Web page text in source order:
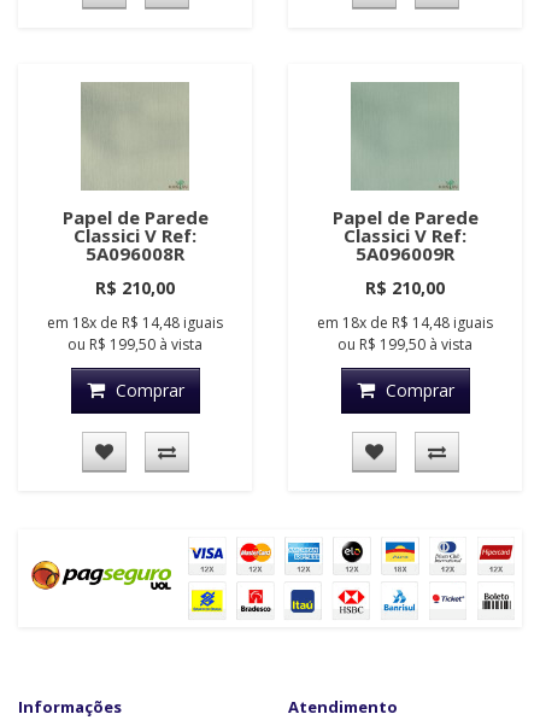
Papel de Parede
Classici V Ref:
5A096008R
R$ 210,00
em 18x de R$ 14,48 iguais
ou R$ 199,50 à vista
Comprar
Papel de Parede
Classici V Ref:
5A096009R
R$ 210,00
em 18x de R$ 14,48 iguais
ou R$ 199,50 à vista
Comprar
Informações
Atendimento